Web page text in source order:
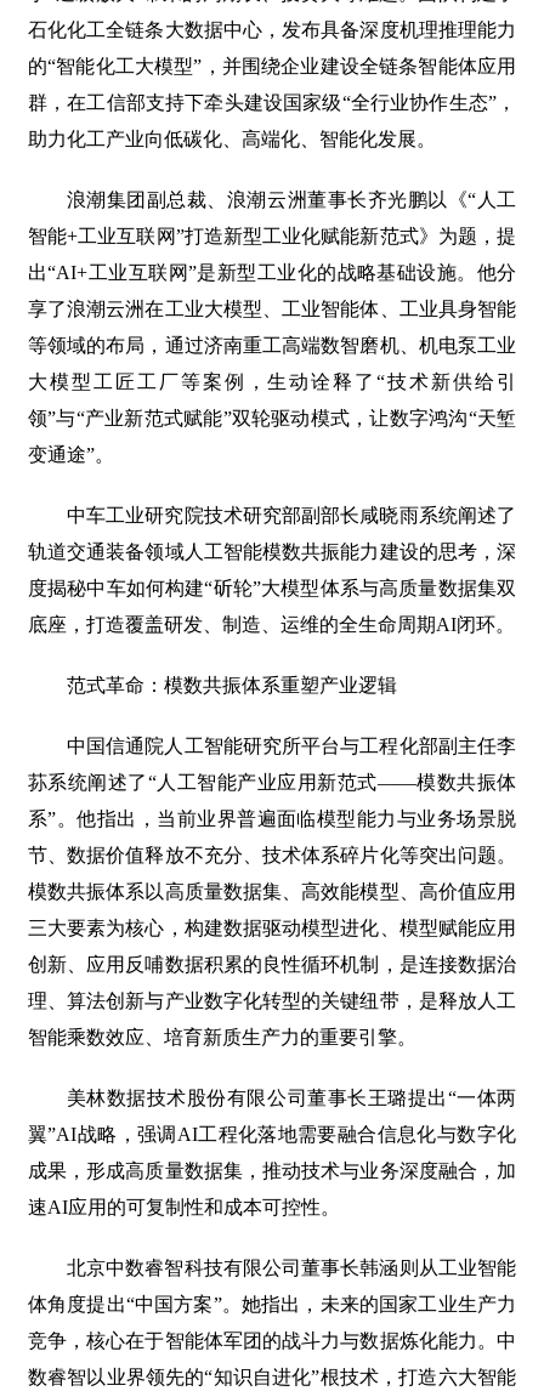
石化化工全链条大数据中心，发布具备深度机理推理能力
的“智能化工大模型”，并围绕企业建设全链条智能体应用
群，在工信部支持下牵头建设国家级“全行业协作生态”，
助力化工产业向低碳化、高端化、智能化发展。
浪潮集团副总裁、浪潮云洲董事长齐光鹏以《“人工
智能+工业互联网”打造新型工业化赋能新范式》为题，提
出“AI+工业互联网”是新型工业化的战略基础设施。他分
享了浪潮云洲在工业大模型、工业智能体、工业具身智能
等领域的布局，通过济南重工高端数智磨机、机电泵工业
大模型工匠工厂等案例，生动诠释了“技术新供给引
领”与“产业新范式赋能”双轮驱动模式，让数字鸿沟“天堑
变通途”。
中车工业研究院技术研究部副部长咸晓雨系统阐述了
轨道交通装备领域人工智能模数共振能力建设的思考，深
度揭秘中车如何构建“斫轮”大模型体系与高质量数据集双
底座，打造覆盖研发、制造、运维的全生命周期AI闭环。
范式革命：模数共振体系重塑产业逻辑
中国信通院人工智能研究所平台与工程化部副主任李
荪系统阐述了“人工智能产业应用新范式——模数共振体
系”。他指出，当前业界普遍面临模型能力与业务场景脱
节、数据价值释放不充分、技术体系碎片化等突出问题。
模数共振体系以高质量数据集、高效能模型、高价值应用
三大要素为核心，构建数据驱动模型进化、模型赋能应用
创新、应用反哺数据积累的良性循环机制，是连接数据治
理、算法创新与产业数字化转型的关键纽带，是释放人工
智能乘数效应、培育新质生产力的重要引擎。
美林数据技术股份有限公司董事长王璐提出“一体两
翼”AI战略，强调AI工程化落地需要融合信息化与数字化
成果，形成高质量数据集，推动技术与业务深度融合，加
速AI应用的可复制性和成本可控性。
北京中数睿智科技有限公司董事长韩涵则从工业智能
体角度提出“中国方案”。她指出，未来的国家工业生产力
竞争，核心在于智能体军团的战斗力与数据炼化能力。中
数睿智以业界领先的“知识自进化”根技术，打造六大智能